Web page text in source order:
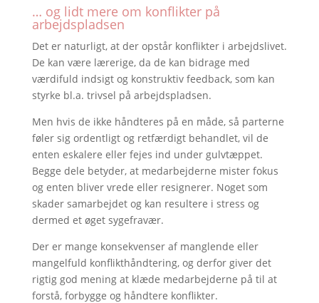
… og lidt mere om konflikter på
arbejdspladsen
Det er naturligt, at der opstår konflikter i arbejdslivet.
De kan være lærerige, da de kan bidrage med
værdifuld indsigt og konstruktiv feedback, som kan
styrke bl.a. trivsel på arbejdspladsen.
Men hvis de ikke håndteres på en måde, så parterne
føler sig ordentligt og retfærdigt behandlet, vil de
enten eskalere eller fejes ind under gulvtæppet.
Begge dele betyder, at medarbejderne mister fokus
og enten bliver vrede eller resignerer. Noget som
skader samarbejdet og kan resultere i stress og
dermed et øget sygefravær.
Der er mange konsekvenser af manglende eller
mangelfuld konflikthåndtering, og derfor giver det
rigtig god mening at klæde medarbejderne på til at
forstå, forbygge og håndtere konflikter.